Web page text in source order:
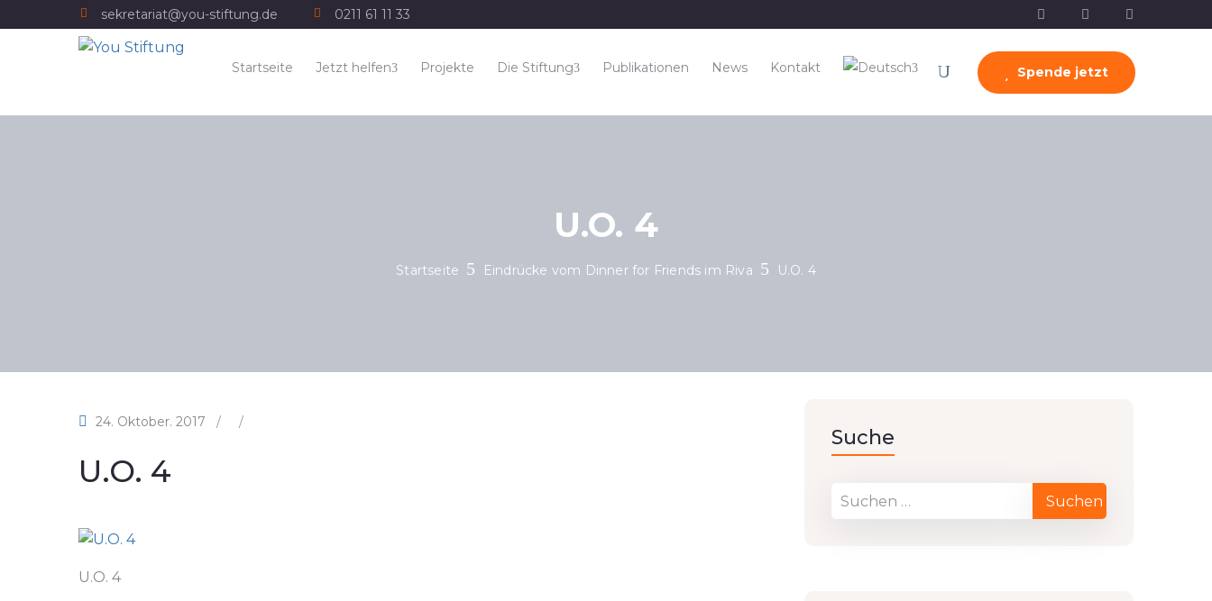
sekretariat@you-stiftung.de 0211 61 11 33
Startseite Jetzt helfen Projekte Die Stiftung Publikationen News Kontakt Spende jetzt
U.O. 4
Startseite Eindrücke vom Dinner for Friends im Riva U.O. 4
24. Oktober. 2017 / /
U.O. 4
U.O. 4
Suche